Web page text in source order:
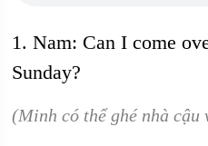
1. Nam: Can I come
Sunday?
(Minh có thể ghé nhà cậu